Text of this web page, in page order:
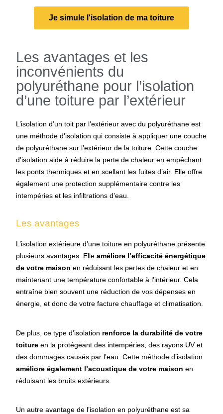
Je simule l'isolation de ma toiture
Les avantages et les
inconvénients du
polyuréthane pour l’isolation
d’une toiture par l’extérieur
L’isolation d’un toit par l’extérieur avec du polyuréthane est
une méthode d’isolation qui consiste à appliquer une couche
de polyuréthane sur l’extérieur de la toiture. Cette couche
d’isolation aide à réduire la perte de chaleur en empêchant
les ponts thermiques et en scellant les fuites d’air. Elle offre
également une protection supplémentaire contre les
intempéries et les infiltrations d’eau.
Les avantages
L’isolation extérieure d’une toiture en polyuréthane présente
plusieurs avantages. Elleaméliore l’efficacité énergétique
de votre maison en réduisant les pertes de chaleur et en
maintenant une température confortable à l’intérieur. Cela
entraîne bien souvent une réduction de vos dépenses en
énergie, et donc de votre facture chauffage et climatisation.
De plus, ce type d’isolation renforce la durabilité de votre
toiture en la protégeant des intempéries, des rayons UV et
des dommages causés par l’eau. Cette méthode d’isolation
améliore également l’acoustique de votre maison en
réduisant les bruits extérieurs.
Un autre avantage de l’isolation en polyuréthane estsa